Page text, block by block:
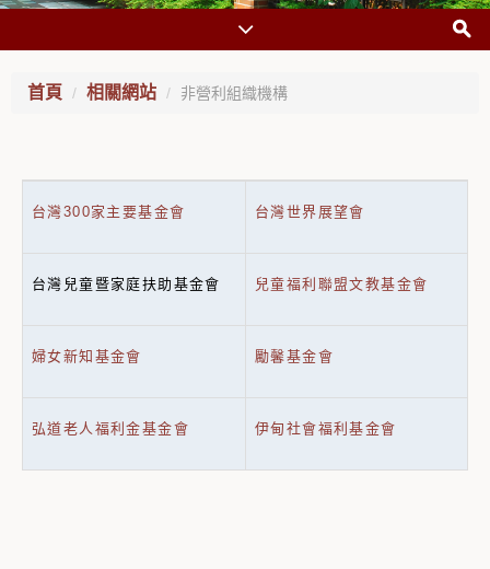
首頁 相關網站 非營利組織機構
台灣300家主要基金會 台灣世界展望會
台灣兒童暨家庭扶助基金會 兒童福利聯盟文教基金會
婦女新知基金會 勵馨基金會
弘道老人福利金基金會 伊甸社會福利基金會